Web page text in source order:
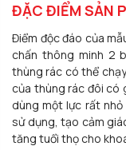
ĐẶC ĐIỂM SẢN
Điểm độc đáo của
chấn thông minh 2
thùng rác có thể
của thùng rác đôi có
dùng một lực rất
sử dụng, tạo cảm
tăng tuổi thọ cho